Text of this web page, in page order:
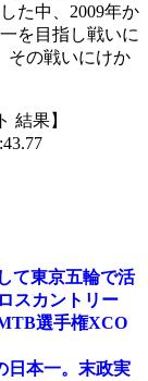
た中、2009年か
を目指し戦いに
その戦いにけか
結果】
て東京五輪で活
スカントリー
選手権XCO
日本一。末政実